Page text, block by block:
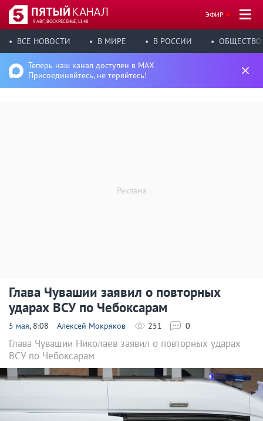
9 АВГ, ВОСКРЕСЕНЬЕ, 11:48
ЭФИР
ВСЕ НОВОСТИ В МИРЕ В РОССИИ ОБЩЕСТВО
Теперь наш канал доступен в MAX
Присоединяйтесь, не теряйтесь!
Глава Чувашии заявил о повторных
ударах ВСУ по Чебоксарам
5 мая, 8:08 Алексей Мокряков 251 0
Глава Чувашии Николаев заявил о повторных ударах
ВСУ по Чебоксарам